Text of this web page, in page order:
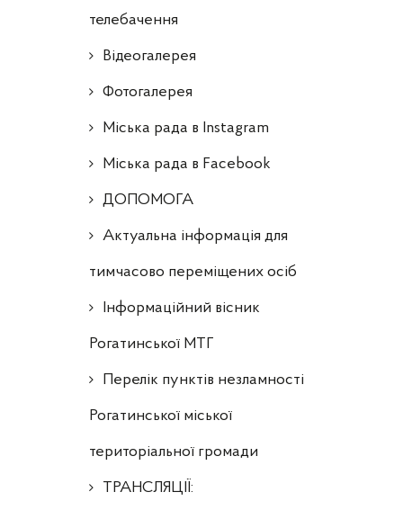
телебачення
Відеогалерея
Фотогалерея
Міська рада в Instagram
Міська рада в Facebook
ДОПОМОГА
Актуальна інформація для
тимчасово переміщених осіб
Інформаційний вісник
Рогатинської МТГ
Перелік пунктів незламності
Рогатинської міської
територіальної громади
ТРАНСЛЯЦІЇ: